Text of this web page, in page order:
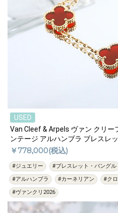
USED
Van Cleef & Arpels ヴァン クリー
ンテージ アルハンブラ ブレスレ
ド カーネリアン VCARD35500
￥778,000(税込)
#ジュエリー #ブレスレット・バングル
#アルハンブラ
#カーネリアン #ク
#ヴァンクリ2026